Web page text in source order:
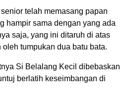
telah memasang papan
hampir sama dengan yang ada
saja, yang ini ditaruh di atas
tumpukan dua batu bata.
Si Belalang Kecil dibebaskan
berlatih keseimbangan di